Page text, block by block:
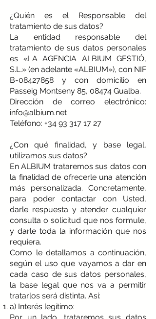
¿Quién es el Responsable del
tratamiento de sus datos?
La entidad responsable del
tratamiento de sus datos personales
es «LA AGENCIA ALBIUM GESTIÓ,
S.L.» (en adelante «ALBIUM»), con NIF
B-08427858 y con domicilio en
Passeig Montseny 85, 08474 Gualba.
Dirección de correo electrónico:
info@albium.net
Teléfono: +34 93 317 17 27
¿Con qué finalidad, y base legal,
utilizamos sus datos?
En ALBIUM trataremos sus datos con
la finalidad de ofrecerle una atención
más personalizada. Concretamente,
para poder contactar con Usted,
darle respuesta y atender cualquier
consulta o solicitud que nos formule,
y darle toda la información que nos
requiera.
Como le detallamos a continuación,
según el uso que vayamos a dar en
cada caso de sus datos personales,
la base legal que nos va a permitir
tratarlos será distinta. Así:
a) Interés legítimo: